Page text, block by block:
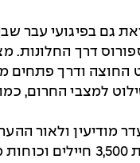
גם בפיגועי עבר
דרך החלונות.
ודרך פתחים
למצבי החרום,
מודיעין ולאור
תשתית פעילה שעלולה להוציא לפועל פיגועים נוספים